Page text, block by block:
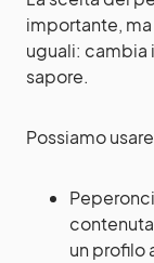
importante,
uguali: cambia
sapore.
Possiamo
un profilo